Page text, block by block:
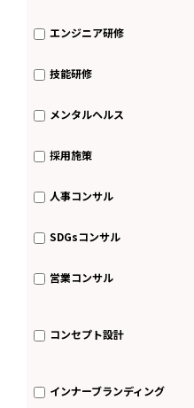
エンジニア研修
技能研修
メンタルヘルス
採用施策
人事コンサル
SDGsコンサル
営業コンサル
コンセプト設計
インナーブランディング